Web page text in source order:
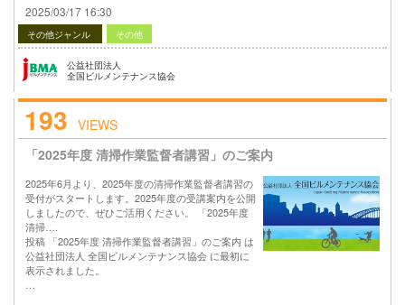
2025/03/17 16:30
その他ジャンル その他
公益社団法人
全国ビルメンテナンス協会
193 VIEWS
「2025年度 清掃作業監督者講習」のご案内
2025年6月より、2025年度の清掃作業監督者講習の
受付がスタートします。2025年度の受講案内を公開
しましたので、ぜひご活用ください。 「2025年度
清掃….
投稿 「2025年度 清掃作業監督者講習」のご案内 は
公益社団法人 全国ビルメンテナンス協会 に最初に
表示されました。